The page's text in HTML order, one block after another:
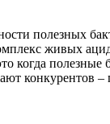
полезных
живых
когда
конкурентов